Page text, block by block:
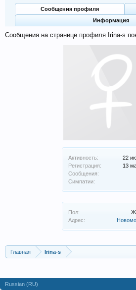
Активность:
22
Регистрация:
13
Сообщения:
Симпатии:
Пол:
Адрес:
Сообщения профиля
Информация
Сообщения на странице профиля Irina-s
Главная Irina-s
Russian (RU)